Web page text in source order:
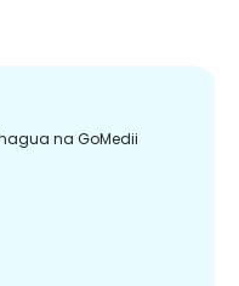
na GoMedii